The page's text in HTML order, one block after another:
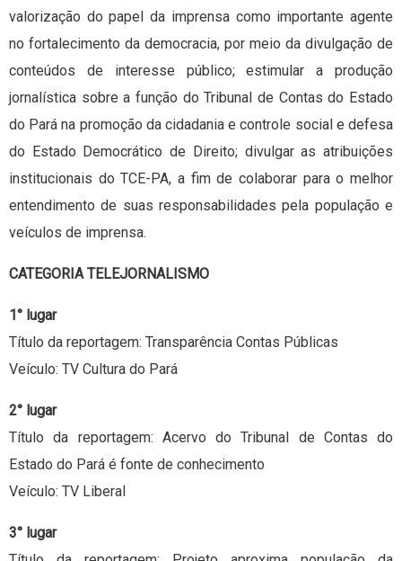
valorização do papel da imprensa como importante agente
no fortalecimento da democracia, por meio da divulgação de
conteúdos de interesse público; estimular a produção
jornalística sobre a função do Tribunal de Contas do Estado
do Pará na promoção da cidadania e controle social e defesa
do Estado Democrático de Direito; divulgar as atribuições
institucionais do TCE-PA, a fim de colaborar para o melhor
entendimento de suas responsabilidades pela população e
veículos de imprensa.
CATEGORIA TELEJORNALISMO
1° lugar
Título da reportagem: Transparência Contas Públicas
Veículo: TV Cultura do Pará
2° lugar
Título da reportagem: Acervo do Tribunal de Contas do
Estado do Pará é fonte de conhecimento
Veículo: TV Liberal
3° lugar